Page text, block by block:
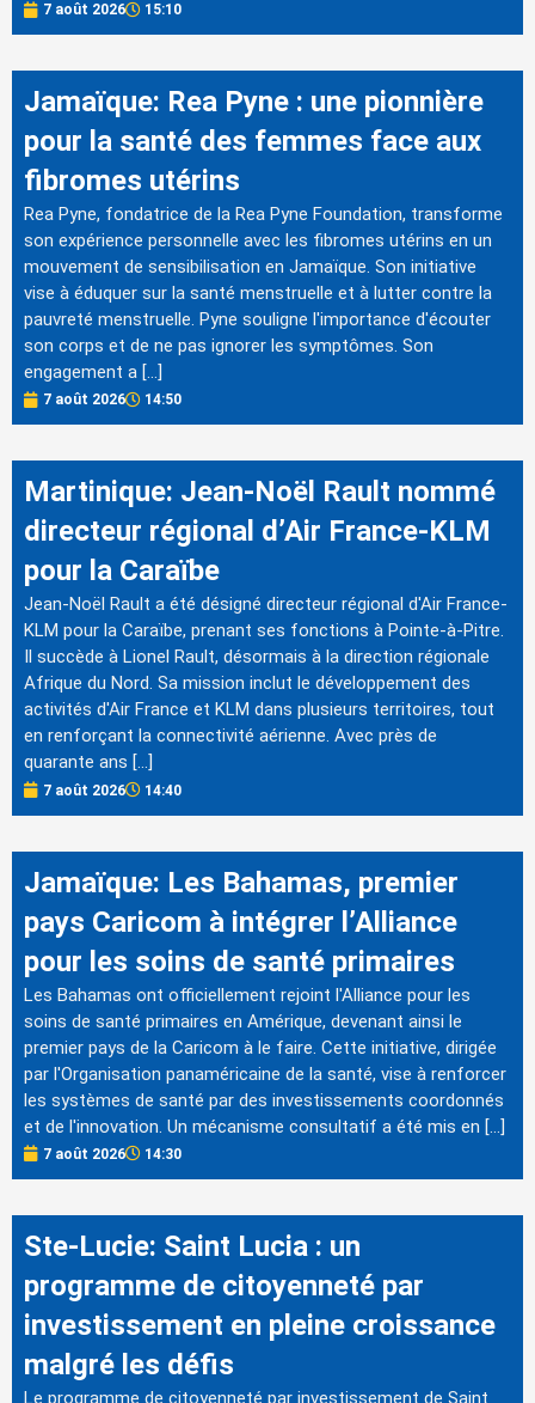
7 août 2026 15:10
Jamaïque: Rea Pyne : une pionnière
pour la santé des femmes face aux
fibromes utérins
Rea Pyne, fondatrice de la Rea Pyne Foundation, transforme
son expérience personnelle avec les fibromes utérins en un
mouvement de sensibilisation en Jamaïque. Son initiative
vise à éduquer sur la santé menstruelle et à lutter contre la
pauvreté menstruelle. Pyne souligne l'importance d'écouter
son corps et de ne pas ignorer les symptômes. Son
engagement a […]
7 août 2026 14:50
Martinique: Jean-Noël Rault nommé
directeur régional d’Air France-KLM
pour la Caraïbe
Jean-Noël Rault a été désigné directeur régional d'Air France-
KLM pour la Caraïbe, prenant ses fonctions à Pointe-à-Pitre.
Il succède à Lionel Rault, désormais à la direction régionale
Afrique du Nord. Sa mission inclut le développement des
activités d'Air France et KLM dans plusieurs territoires, tout
en renforçant la connectivité aérienne. Avec près de
quarante ans […]
7 août 2026 14:40
Jamaïque: Les Bahamas, premier
pays Caricom à intégrer l’Alliance
pour les soins de santé primaires
Les Bahamas ont officiellement rejoint l'Alliance pour les
soins de santé primaires en Amérique, devenant ainsi le
premier pays de la Caricom à le faire. Cette initiative, dirigée
par l'Organisation panaméricaine de la santé, vise à renforcer
les systèmes de santé par des investissements coordonnés
et de l'innovation. Un mécanisme consultatif a été mis en […]
7 août 2026 14:30
Ste-Lucie: Saint Lucia : un
programme de citoyenneté par
investissement en pleine croissance
malgré les défis
Le programme de citoyenneté par investissement de Saint